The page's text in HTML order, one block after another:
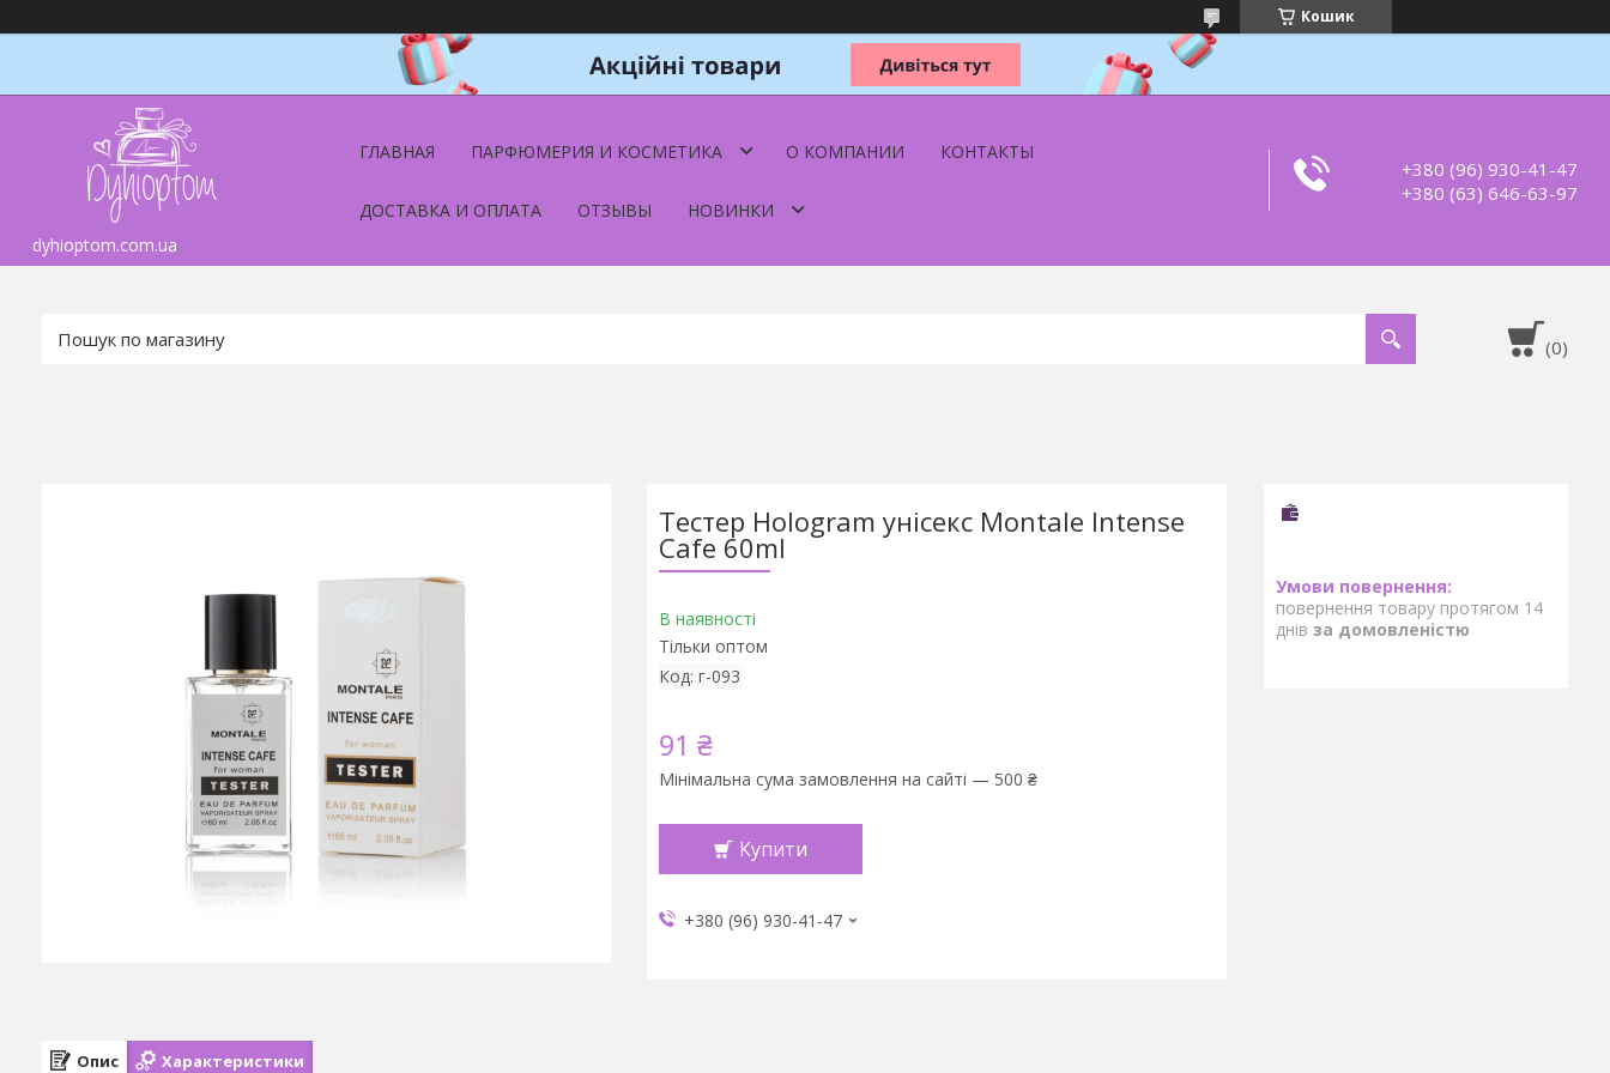
Кошик
dyhioptom.com.ua
ГЛАВНАЯ ПАРФЮМЕРИЯ И КОСМЕТИКА О КОМПАНИИ КОНТАКТЫ
ДОСТАВКА И ОПЛАТА ОТЗЫВЫ НОВИНКИ
+380 (96) 930-41-47
+380 (63) 646-63-97
Тестер Hologram унісекс Montale Intense
Cafe 60ml
В наявності
Тільки оптом
Код: г-093
91 ₴
Мінімальна сума замовлення на сайті — 500 ₴
Купити
+380 (96) 930-41-47
повернення товару протягом 14
днів за домовленістю
Опис Характеристики